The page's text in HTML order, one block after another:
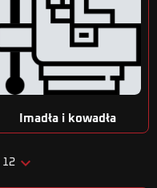
Imadła i kowadła
12 